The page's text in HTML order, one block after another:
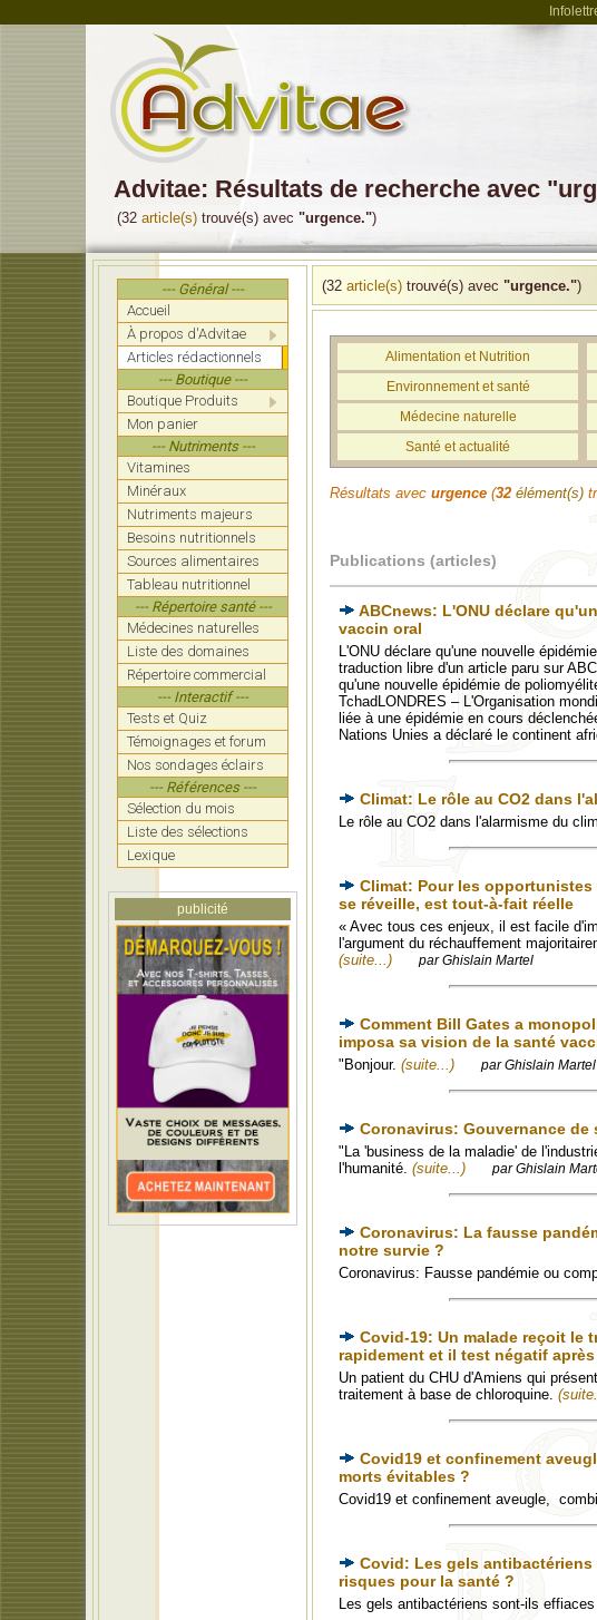
Advitae: Résultats de recherche avec
(32 article(s) trouvé(s) avec "urgence.")
--- Général ---
Accueil
À propos d'Advitae
Articles rédactionnels
--- Boutique ---
Boutique Produits
Mon panier
--- Nutriments ---
Vitamines
Minéraux
Nutriments majeurs
Besoins nutritionnels
Sources alimentaires
Tableau nutritionnel
--- Répertoire santé ---
Médecines naturelles
Liste des domaines
Répertoire commercial
--- Interactif ---
Tests et Quiz
Témoignages et forum
Nos sondages éclairs
--- Références ---
Sélection du mois
Liste des sélections
Lexique
publicité
(32 article(s) trouvé(s) avec "urgence.")
Alimentation et Nutrition
Environnement et santé
Médecine naturelle
Santé et actualité
Résultats avec urgence (32 élément(s)
Publications (articles)
ABCnews: L'ONU déclare
vaccin oral
L'ONU déclare qu'une nouvelle
traduction libre d'un article paru sur
qu'une nouvelle épidémie de
TchadLONDRES – L'Organisation
liée à une épidémie en cours
Nations Unies a déclaré le continent
Climat: Le rôle au CO2 dans
Le rôle au CO2 dans l'alarmisme du
Climat: Pour les
se réveille, est tout-à-fait réelle
« Avec tous ces enjeux, il est facile
l'argument du réchauffement
(suite...)
par Ghislain Martel
Comment Bill Gates a
imposa sa vision de la santé
"Bonjour. (suite...) par Ghislain Martel
Coronavirus: Gouvernance de
"La 'business de la maladie' de
l'humanité. (suite...) par Ghislain
Coronavirus: La fausse
notre survie ?
Coronavirus: Fausse pandémie ou
Covid-19: Un malade reçoit le
rapidement et il test négatif
Un patient du CHU d'Amiens qui
traitement à base de chloroquine.
Covid19 et confinement
morts évitables ?
Covid19 et confinement aveugle,
Covid: Les gels
risques pour la santé ?
Les gels antibactériens sont-ils